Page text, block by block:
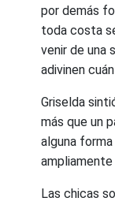
por demás
toda costa
venir de una
adivinen
Griselda
más que un
alguna
ampliamente
Las chicas